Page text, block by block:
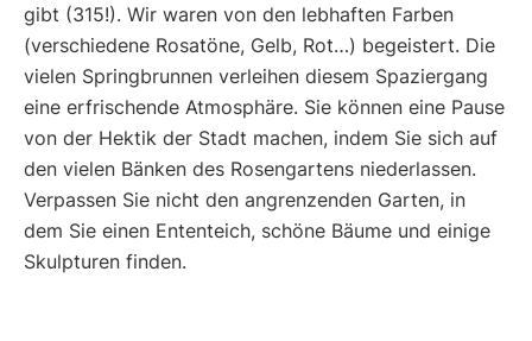
gibt (315!). Wir waren von den lebhaften Farben
(verschiedene Rosatöne, Gelb, Rot…) begeistert. Die
vielen Springbrunnen verleihen diesem Spaziergang
eine erfrischende Atmosphäre. Sie können eine Pause
von der Hektik der Stadt machen, indem Sie sich auf
den vielen Bänken des Rosengartens niederlassen.
Verpassen Sie nicht den angrenzenden Garten, in
dem Sie einen Ententeich, schöne Bäume und einige
Skulpturen finden.